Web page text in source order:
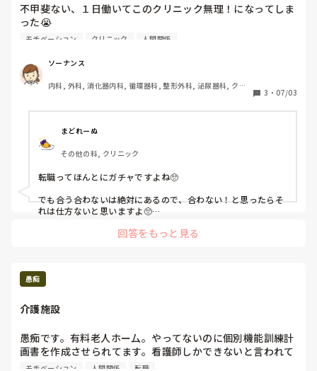
不甲斐ない、１日働いてこのクリニック無理！になってしま
った😭
早い方がいいかな…患者層も繊細すぎる人が多くて自分のキ
看護師の転職がガチャすぎるな…
モチベーション クリニック 人間関係
ソーナンス
内科, 外科, 消化器内科, 循環器科, 整形外科, 泌尿器科, クリ
3 ・ 07/03
まどれーぬ
その他の科, クリニック
転職ってほんとにガチャですよね🥺
でも合う合わないは絶対にあるので、合わない！と思ったらそ
れは仕方ないと思いますよ🥺
自分に合わないと思ったところにそのまま勤めるのは私は無理
回答をもっと見る
愚痴
介護施設
愚痴です。有料老人ホー厶。やってないのに個別機能訓練計
画書を作成させられてます。看護師しかできないと言われて
ます…
モチベーション 人間関係 転職